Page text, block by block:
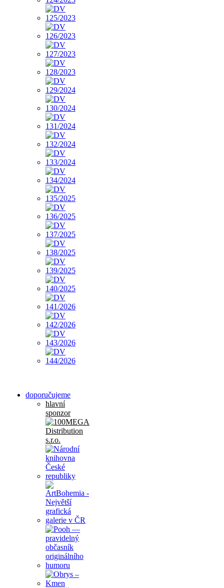
doporučujeme
hlavní
sponzor